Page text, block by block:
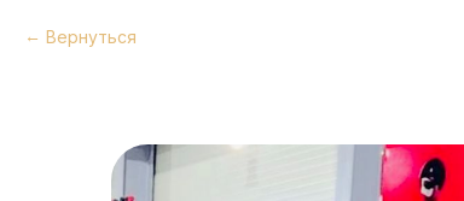
Вернуться